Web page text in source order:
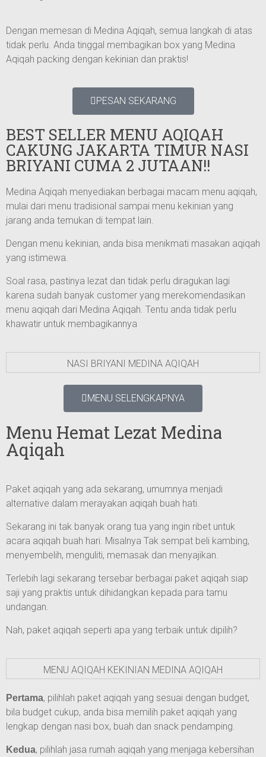
Dengan memesan di Medina Aqiqah, semua langkah di atas
tidak perlu. Anda tinggal membagikan box yang Medina
Aqiqah packing dengan kekinian dan praktis!
PESAN SEKARANG
BEST SELLER MENU AQIQAH
CAKUNG JAKARTA TIMUR NASI
BRIYANI CUMA 2 JUTAAN!!
Medina Aqiqah menyediakan berbagai macam menu aqiqah,
mulai dari menu tradisional sampai menu kekinian yang
jarang anda temukan di tempat lain.
Dengan menu kekinian, anda bisa menikmati masakan aqiqah
yang istimewa.
Soal rasa, pastinya lezat dan tidak perlu diragukan lagi
karena sudah banyak customer yang merekomendasikan
menu aqiqah dari Medina Aqiqah. Tentu anda tidak perlu
khawatir untuk membagikannya
NASI BRIYANI MEDINA AQIQAH
MENU SELENGKAPNYA
Menu Hemat Lezat Medina
Aqiqah
Paket aqiqah yang ada sekarang, umumnya menjadi
alternative dalam merayakan aqiqah buah hati.
Sekarang ini tak banyak orang tua yang ingin ribet untuk
acara aqiqah buah hari. Misalnya Tak sempat beli kambing,
menyembelih, menguliti, memasak dan menyajikan.
Terlebih lagi sekarang tersebar berbagai paket aqiqah siap
saji yang praktis untuk dihidangkan kepada para tamu
undangan.
Nah, paket aqiqah seperti apa yang terbaik untuk dipilih?
MENU AQIQAH KEKINIAN MEDINA AQIQAH
Pertama, pilihlah paket aqiqah yang sesuai dengan budget,
bila budget cukup, anda bisa memilih paket aqiqah yang
lengkap dengan nasi box, buah dan snack pendamping.
Kedua, pilihlah jasa rumah aqiqah yang menjaga kebersihan